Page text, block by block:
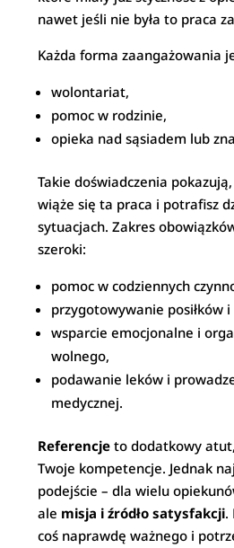
nawet jeśli nie była to praca
Każda forma zaangażowania
wolontariat,
pomoc w rodzinie,
opieka nad sąsiadem lub
Takie doświadczenia
wiąże się ta praca i potrafisz
sytuacjach. Zakres
szeroki:
pomoc w codziennych
przygotowywanie posiłków
wsparcie emocjonalne i
wolnego,
podawanie leków i
medycznej.
Referencje to dodatkowy
Twoje kompetencje. Jednak
podejście – dla wielu
ale misja i źródło satysfakcji.
coś naprawdę ważnego i